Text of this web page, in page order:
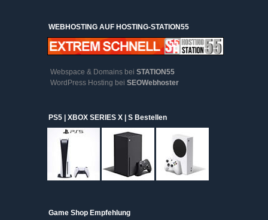
WEBHOSTING AUF HOSTING-STATION55
Webspace & Domains bei STATION55
WordPress Hosting bei SEOWebhoster
PS5 | XBOX SERIES X | S Bestellen
Game Shop Empfehlung